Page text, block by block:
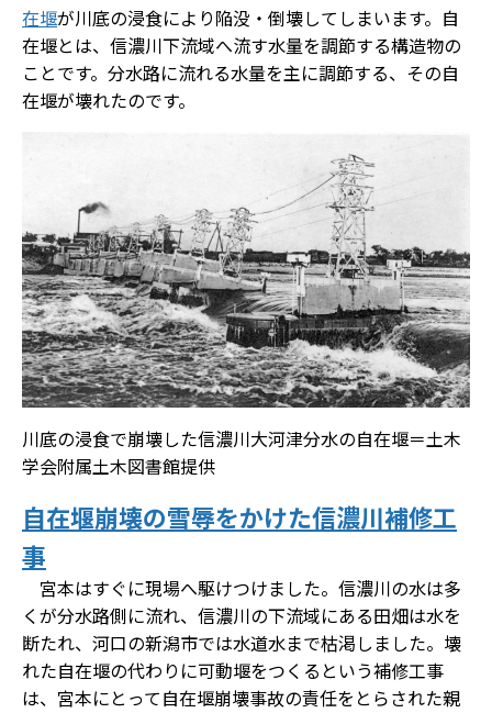
在堰が川底の浸食により陥没・倒壊してしまいます。自
在堰とは、信濃川下流域へ流す水量を調節する構造物の
ことです。分水路に流れる水量を主に調節する、その自
在堰が壊れたのです。
川底の浸食で崩壊した信濃川大河津分水の自在堰＝土木
学会附属土木図書館提供
自在堰崩壊の雪辱をかけた信濃川補修工
事
宮本はすぐに現場へ駆けつけました。信濃川の水は多
くが分水路側に流れ、信濃川の下流域にある田畑は水を
断たれ、河口の新潟市では水道水まで枯渇しました。壊
れた自在堰の代わりに可動堰をつくるという補修工事
は、宮本にとって自在堰崩壊事故の責任をとらされた親